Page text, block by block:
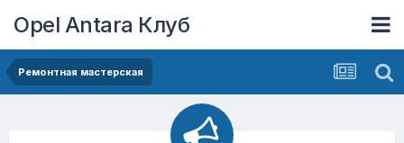
Opel Antara Клуб
Ремонтная мастерская